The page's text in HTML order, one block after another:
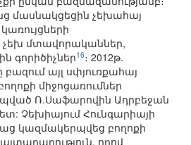
մասնակցեցին չեխահայ
չեխ մտավորականներ,
գորիծիչներ16։ 2012թ.
այլ սփյուռքահայ
միջոցառումներ
Ռ.Սաֆարովին Ադրբեջան
Չեխիայում Հունգարիայի
կազմակերպվեց բողոքի
որով